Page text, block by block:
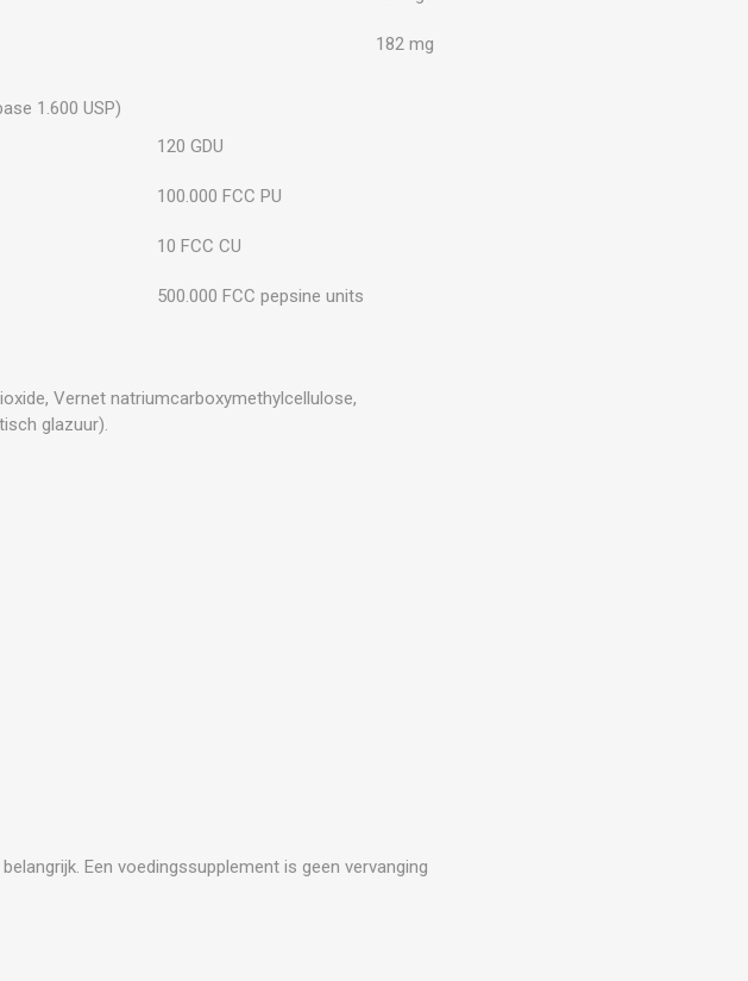
182 mg
1.600 USP)
120 GDU
100.000 FCC PU
10 FCC CU
500.000 FCC pepsine units
Vernet natriumcarboxymethylcellulose,
glazuur).
Een voedingssupplement is geen vervanging